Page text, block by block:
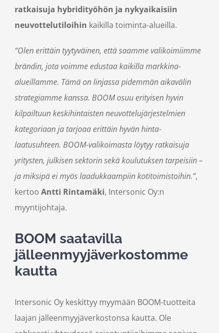
ratkaisuja hybridityöhön ja nykyaikaisiin
neuvottelutiloihin kaikilla toiminta-alueilla.
“Olen erittäin tyytyväinen, että saamme valikoimiimme
brändin, jota voimme edustaa kaikilla markkina-
alueillamme. Tämä on linjassa pidemmän aikavälin
strategiamme kanssa. BOOM osuu erityisen hyvin
kilpailtuun keskihintaisten neuvottelujärjestelmien
kategoriaan ja tarjoaa erittäin hyvän hinta-
laatusuhteen. BOOM-valikoimasta löytyy ratkaisuja
yritysten, julkisen sektorin sekä koulutuksen tarpeisiin –
ja miksipä ei myös laadukkaampiin kotitoimistoihin.”,
kertoo Antti Rintamäki, Intersonic Oy:n
myyntijohtaja.
BOOM saatavilla
jälleenmyyjäverkostomme
kautta
Intersonic Oy keskittyy myymään BOOM-tuotteita
laajan jälleenmyyjäverkostonsa kautta. Ole